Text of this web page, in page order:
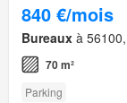
840 €/mois
Bureaux à
70 m²
Parking